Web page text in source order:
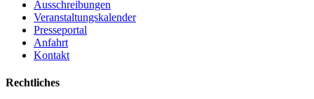
Ausschreibungen
Veranstaltungskalender
Presseportal
Anfahrt
Kontakt
Rechtliches